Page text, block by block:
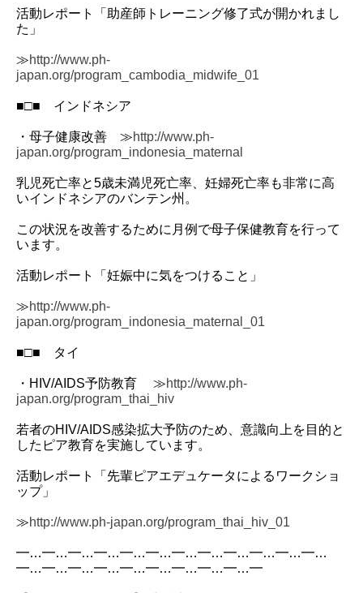
活動レポート「助産師トレーニング修了式が開かれまし
た」
≫http://www.ph-
japan.org/program_cambodia_midwife_01
■□■ インドネシア
・母子健康改善 ≫http://www.ph-
japan.org/program_indonesia_maternal
乳児死亡率と5歳未満児死亡率、妊婦死亡率も非常に高
いインドネシアのバンテン州。
この状況を改善するために月例で母子保健教育を行って
います。
活動レポート「妊娠中に気をつけること」
≫http://www.ph-
japan.org/program_indonesia_maternal_01
■□■ タイ
・HIV/AIDS予防教育 ≫http://www.ph-
japan.org/program_thai_hiv
若者のHIV/AIDS感染拡大予防のため、意識向上を目的と
したピア教育を実施しています。
活動レポート「先輩ピアエデュケータによるワークショ
ップ」
≫http://www.ph-japan.org/program_thai_hiv_01
━…━…━…━…━…━…━…━…━…━…━…━…
━…━…━…━…━…━…━…━…━…━